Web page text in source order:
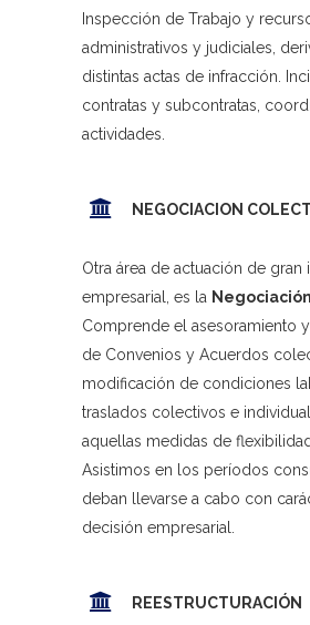
Inspección de Trabajo y
administrativos y judiciales,
distintas actas de infracción.
contratas y subcontratas,
actividades.
NEGOCIACION
Otra área de actuación de gran
empresarial, es la
Comprende el asesoramiento
de Convenios y Acuerdos
modificación de condiciones
traslados colectivos e
aquellas medidas de
Asistimos en los períodos
deban llevarse a cabo con
decisión empresarial.
REESTRUCTURACIÓN